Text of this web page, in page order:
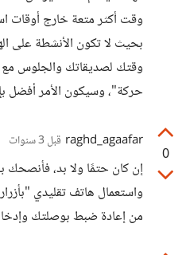
وقت أكثر متعة خارج أوقات
بحيث لا تكون الأنشطة على
وقتك لصديقاتك والجلوس مع
حركة"، وسيكون الأمر أفضل
0
raghd_agaafar قبل 3 سنوات
إن كان حتمًا ولا بد، فأنصحك
واستعمال هاتف تقليدي
من إعادة ضبط بوصلتك